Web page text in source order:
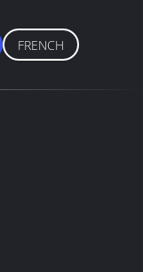
FRENCH